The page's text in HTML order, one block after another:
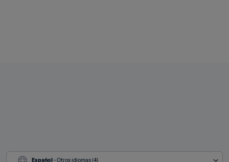
Español - Otros idiomas (4)